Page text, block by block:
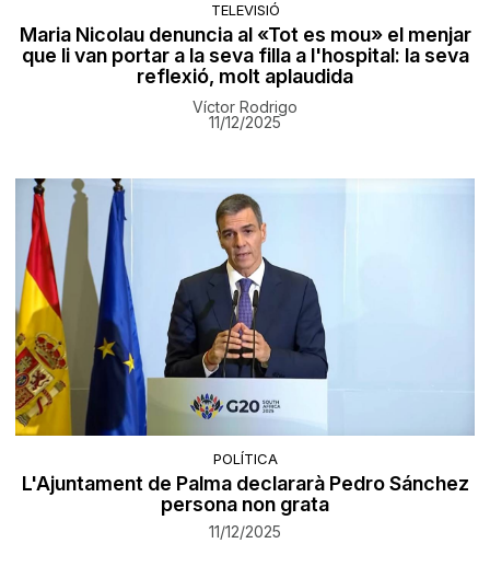
TELEVISIÓ
Maria Nicolau denuncia al «Tot es mou» el menjar
que li van portar a la seva filla a l'hospital: la seva
reflexió, molt aplaudida
Víctor Rodrigo
11/12/2025
POLÍTICA
L'Ajuntament de Palma declararà Pedro Sánchez
persona non grata
11/12/2025